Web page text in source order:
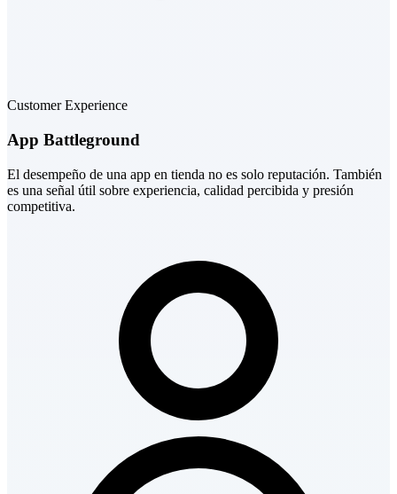
Customer Experience
App Battleground
El desempeño de una app en tienda no es solo reputación. También
es una señal útil sobre experiencia, calidad percibida y presión
competitiva.